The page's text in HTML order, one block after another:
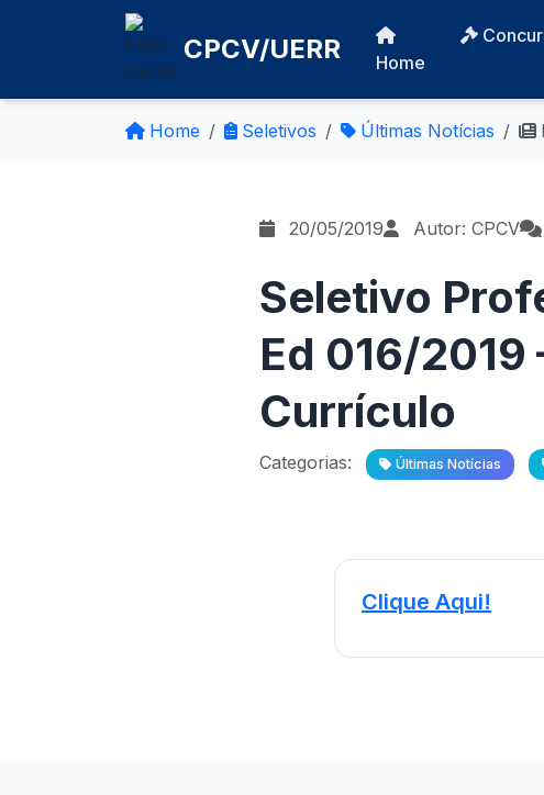
CPCV/UERR Home
Home Seletivos Últimas Notícias
20/05/2019 Autor: CPCV
Seletivo
Ed 016/2019
Currículo
Categorias: Últimas Notícias
Clique Aqui!